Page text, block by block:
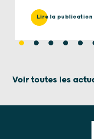
Lire la publication
Voir toutes les